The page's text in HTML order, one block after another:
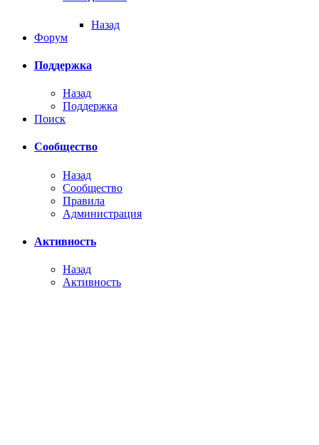
Назад
Форум
Поддержка
Назад
Поддержка
Поиск
Сообщество
Назад
Сообщество
Правила
Администрация
Активность
Назад
Активность